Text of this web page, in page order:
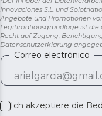
Innovaciones S.L. und
Angebote und Promotionen
Legitimationsgrundlage ist die
Recht auf Zugang,
Datenschutzerklärung
Correo electrónico
Ich akzeptiere die